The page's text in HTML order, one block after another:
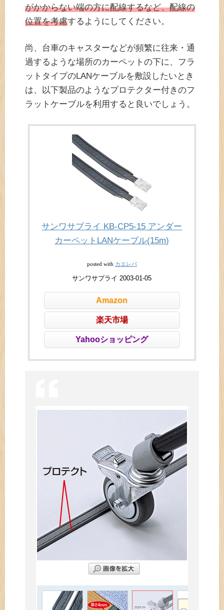
がかからない端の方に配線するなど、配線の
位置を考慮するようにしてください。
尚、台車のキャスターなどが頻繁に往来・通
過するような場所のカーペットの下に、フラ
ットタイプのLANケーブルを敷設したいとき
は、以下製品のようなプロテクター付きのフ
ラットケーブルを利用すると良いでしょう。
サンワサプライ KB-CP5-15 アンダー
カーペットLANケーブル(15m)
posted with カエレバ
サンワサプライ 2003-01-05
Amazon
楽天市場
Yahooショッピング